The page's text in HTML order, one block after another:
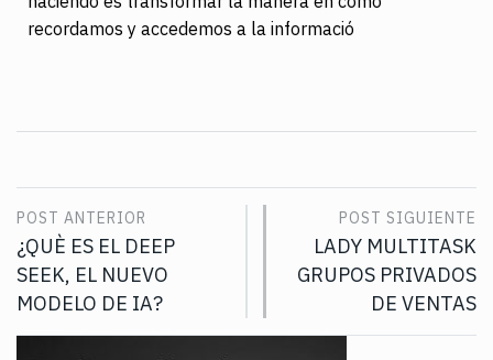
recordamos y accedemos a la informació
POST ANTERIOR
¿QUÈ ES EL DEEP
SEEK, EL NUEVO
MODELO DE IA?
POST SIGUIENTE
LADY MULTITASK
GRUPOS PRIVADOS
DE VENTAS